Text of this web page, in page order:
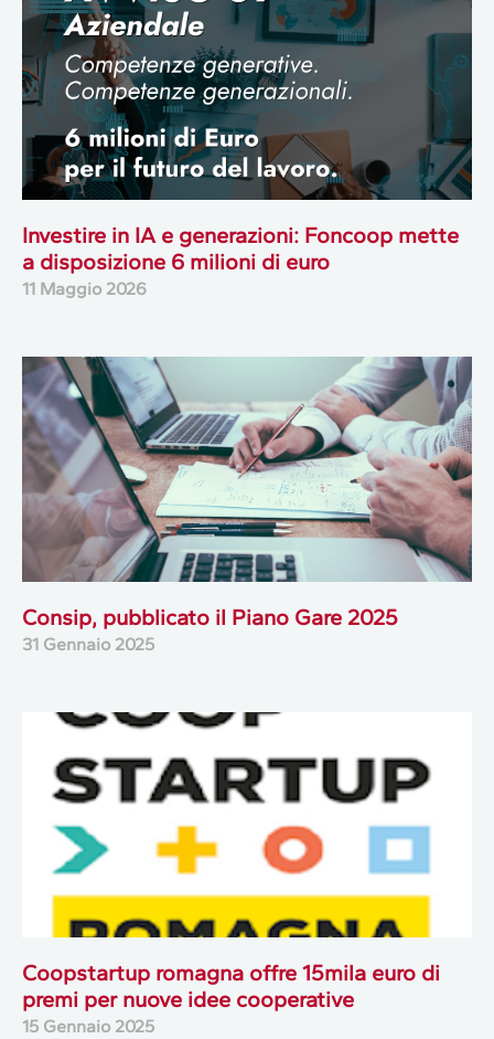
Investire in IA e generazioni: Foncoop mette
a disposizione 6 milioni di euro
11 Maggio 2026
Consip, pubblicato il Piano Gare 2025
31 Gennaio 2025
Coopstartup romagna offre 15mila euro di
premi per nuove idee cooperative
15 Gennaio 2025